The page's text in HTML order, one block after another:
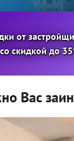
от
скидкой до
Вас